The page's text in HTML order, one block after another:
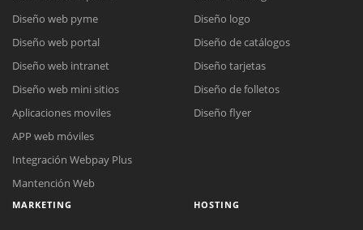
Diseño web pyme
Diseño web portal
Diseño web intranet
Diseño web mini sitios
Aplicaciones moviles
APP web móviles
Integración Webpay Plus
Mantención Web
Diseño logo
Diseño de catálogos
Diseño tarjetas
Diseño de folletos
Diseño flyer
MARKETING HOSTING